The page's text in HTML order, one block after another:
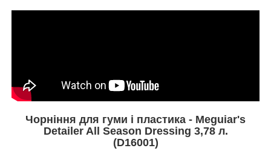
Чорніння для гуми і пластика - Meguiar's
Detailer All Season Dressing 3,78 л.
(D16001)